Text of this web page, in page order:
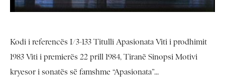
Kodi i referencës I/3-133 Titulli Apasionata Viti i prodhimit
1983 Viti i premierës 22 prill 1984, Tiranë Sinopsi Motivi
kryesor i sonatës së famshme “Apasionata”...